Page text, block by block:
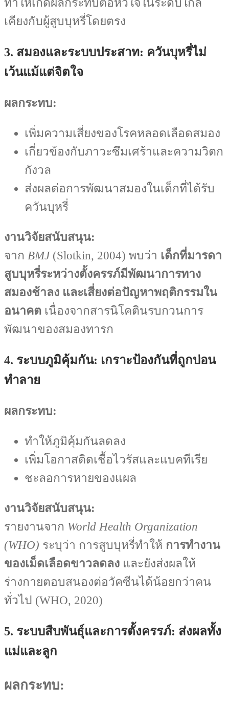
ทำให้เกิดผลกระทบต่อหัวใจในระดับใกล้
เคียงกับผู้สูบบุหรี่โดยตรง
3. สมองและระบบประสาท: ควันบุหรี่ไม่
เว้นแม้แต่จิตใจ
ผลกระทบ:
เพิ่มความเสี่ยงของโรคหลอดเลือดสมอง
เกี่ยวข้องกับภาวะซึมเศร้าและความวิตก
กังวล
ส่งผลต่อการพัฒนาสมองในเด็กที่ได้รับ
ควันบุหรี่
งานวิจัยสนับสนุน:
จาก BMJ(Slotkin, 2004) พบว่า เด็กที่มารดา
สูบบุหรี่ระหว่างตั้งครรภ์มีพัฒนาการทาง
สมองช้าลง และเสี่ยงต่อปัญหาพฤติกรรมใน
อนาคต เนื่องจากสารนิโคตินรบกวนการ
พัฒนาของสมองทารก
4. ระบบภูมิคุ้มกัน: เกราะป้องกันที่ถูกบ่อน
ทำลาย
ผลกระทบ:
ทำให้ภูมิคุ้มกันลดลง
เพิ่มโอกาสติดเชื้อไวรัสและแบคทีเรีย
ชะลอการหายของแผล
งานวิจัยสนับสนุน:
รายงานจาก World Health Organization
(WHO) ระบุว่า การสูบบุหรี่ทำให้ การทำงาน
ของเม็ดเลือดขาวลดลง และยังส่งผลให้
ร่างกายตอบสนองต่อวัคซีนได้น้อยกว่าคน
ทั่วไป (WHO, 2020)
5. ระบบสืบพันธุ์และการตั้งครรภ์: ส่งผลทั้ง
แม่และลูก
ผลกระทบ: